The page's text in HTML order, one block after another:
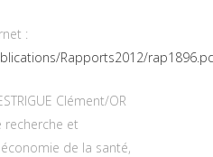
:
Rapports2012/
Clément/OR
recherche et
de la santé,